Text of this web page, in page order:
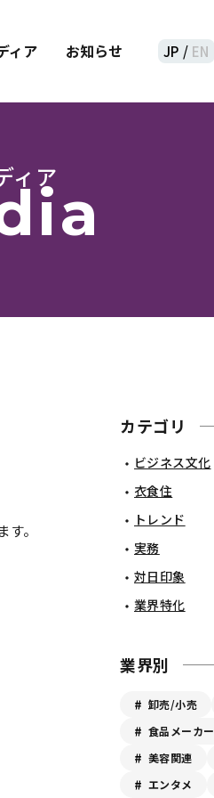
ィア お知らせ JP / EN
ィア
。
カテゴリ
ビジネス文化
衣食住
トレンド
実務
対日印象
業界特化
業界別
卸売/小売
食品メーカー
美容関連
エンタメ